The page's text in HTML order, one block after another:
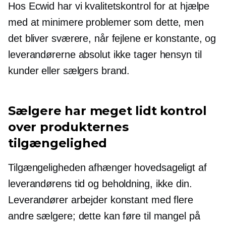
Hos Ecwid har vi kvalitetskontrol for at hjælpe
med at minimere problemer som dette, men
det bliver sværere, når fejlene er konstante, og
leverandørerne absolut ikke tager hensyn til
kunder eller sælgers brand.
Sælgere har meget lidt kontrol
over produkternes
tilgængelighed
Tilgængeligheden afhænger hovedsageligt af
leverandørens tid og beholdning, ikke din.
Leverandører arbejder konstant med flere
andre sælgere; dette kan føre til mangel på